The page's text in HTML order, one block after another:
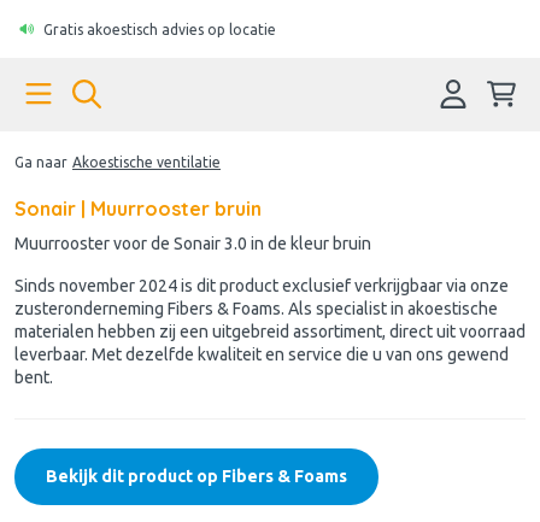
Gratis akoestisch advies op locatie
Ga naar Akoestische ventilatie
Sonair | Muurrooster bruin
Muurrooster voor de Sonair 3.0 in de kleur bruin
Sinds november 2024 is dit product exclusief verkrijgbaar via onze
zusteronderneming Fibers & Foams. Als specialist in akoestische
materialen hebben zij een uitgebreid assortiment, direct uit voorraad
leverbaar. Met dezelfde kwaliteit en service die u van ons gewend
bent.
Bekijk dit product op Fibers & Foams